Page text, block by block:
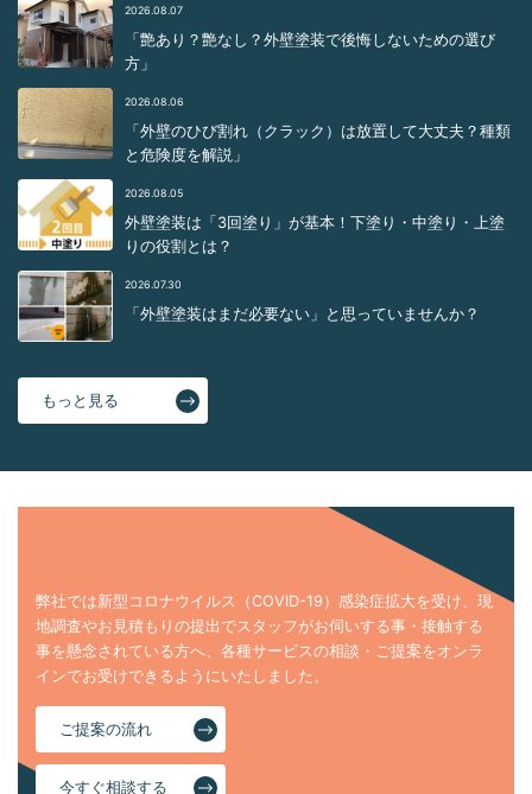
2026.08.07
「艶あり？艶なし？外壁塗装で後悔しないための選び
方」
2026.08.06
「外壁のひび割れ（クラック）は放置して大丈夫？種類
と危険度を解説」
2026.08.05
外壁塗装は「3回塗り」が基本！下塗り・中塗り・上塗
りの役割とは？
2026.07.30
「外壁塗装はまだ必要ない」と思っていませんか？
もっと見る
弊社では新型コロナウイルス（COVID-19）感染症拡大を受け、現
地調査やお見積もりの提出でスタッフがお伺いする事・接触する
事を懸念されている方へ、各種サービスの相談・ご提案をオンラ
インでお受けできるようにいたしました。
ご提案の流れ
今すぐ相談する